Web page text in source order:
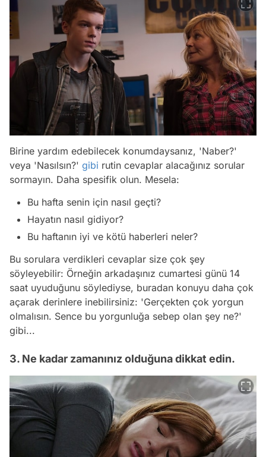
Birine yardım edebilecek konumdaysanız, 'Naber?'
veya 'Nasılsın?' gibi rutin cevaplar alacağınız sorular
sormayın. Daha spesifik olun. Mesela:
Bu hafta senin için nasıl geçti?
Hayatın nasıl gidiyor?
Bu haftanın iyi ve kötü haberleri neler?
Bu sorulara verdikleri cevaplar size çok şey
söyleyebilir: Örneğin arkadaşınız cumartesi günü 14
saat uyuduğunu söylediyse, buradan konuyu daha çok
açarak derinlere inebilirsiniz: 'Gerçekten çok yorgun
olmalısın. Sence bu yorgunluğa sebep olan şey ne?'
gibi...
3. Ne kadar zamanınız olduğuna dikkat edin.